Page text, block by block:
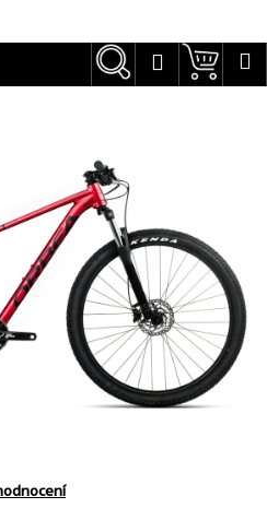
HledatPřihlášení
je 0,0 z 5 hvězdiček.